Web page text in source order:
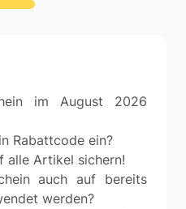
im August 2026
Rabattcode ein?
alle Artikel sichern!
auch auf bereits
werden?